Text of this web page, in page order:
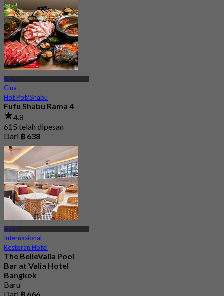
Rama 4
Cina
Hot Pot/Shabu
Fufu Shabu Rama 4
4.8
615 telah dipesan
Dari ฿ 638
Rama 4
Internasional
Restoran Hotel
The BelleValia Pool
Bar at Valia Hotel
Bangkok
Baru
Dari ฿ 666